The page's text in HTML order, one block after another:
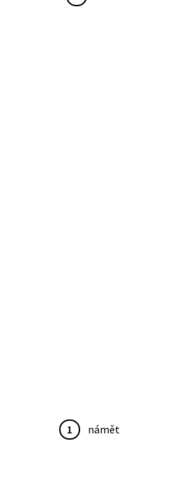
1 námět